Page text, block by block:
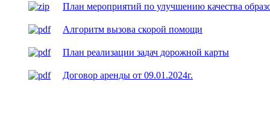
План мероприятий по улучшению качества
Алгоритм вызова скорой помощи
План реализации задач дорожной карты
Договор аренды от 09.01.2024г.